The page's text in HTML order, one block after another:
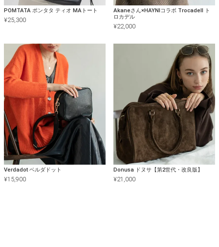
POMTATA ポンタタ ティオ MAトート
¥25,300
Akaneさん×HAYNIコラボ Trocadell ト
ロカデル
¥22,000
Verdadot ベルダドット
¥15,900
Donusa ドヌサ【第2世代・改良版】
¥21,000